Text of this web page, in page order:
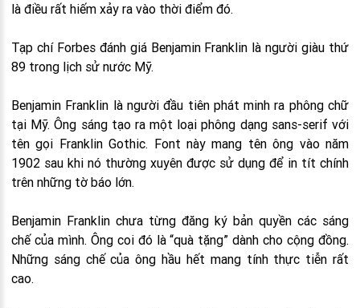
là điều rất hiếm xảy ra vào thời điểm đó.
Tạp chí Forbes đánh giá Benjamin Franklin là người giàu thứ
89 trong lịch sử nước Mỹ.
Benjamin Franklin là người đầu tiên phát minh ra phông chữ
tại Mỹ. Ông sáng tạo ra một loại phông dạng sans-serif với
tên gọi Franklin Gothic. Font này mang tên ông vào năm
1902 sau khi nó thường xuyên được sử dụng để in tít chính
trên những tờ báo lớn.
Benjamin Franklin chưa từng đăng ký bản quyền các sáng
chế của mình. Ông coi đó là “quà tặng” dành cho cộng đồng.
Những sáng chế của ông hầu hết mang tính thực tiễn rất
cao.